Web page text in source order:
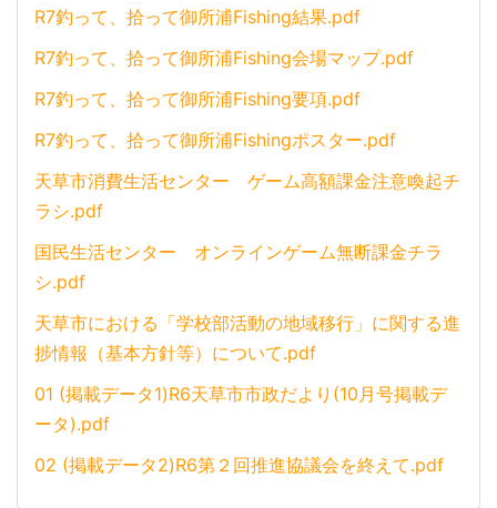
R7釣って、拾って御所浦Fishing結果.pdf
R7釣って、拾って御所浦Fishing会場マップ.pdf
R7釣って、拾って御所浦Fishing要項.pdf
R7釣って、拾って御所浦Fishingポスター.pdf
天草市消費生活センター ゲーム高額課金注意喚起チ
ラシ.pdf
国民生活センター オンラインゲーム無断課金チラ
シ.pdf
天草市における「学校部活動の地域移行」に関する進
捗情報（基本方針等）について.pdf
01 (掲載データ1)R6天草市市政だより(10月号掲載デ
ータ).pdf
02 (掲載データ2)R6第２回推進協議会を終えて.pdf